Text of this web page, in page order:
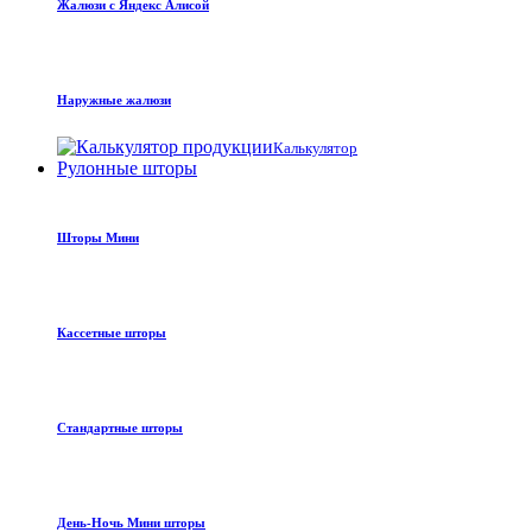
Жалюзи с Яндекс Алисой
Наружные жалюзи
Калькулятор
Рулонные шторы
Шторы Мини
Кассетные шторы
Стандартные шторы
День-Ночь Мини шторы